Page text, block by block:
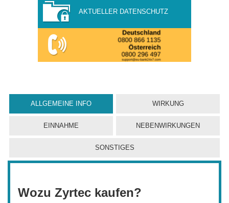
AKTUELLER DATENSCHUTZ
ALLGEMEINE INFO WIRKUNG
EINNAHME NEBENWIRKUNGEN
SONSTIGES
Wozu Zyrtec kaufen?